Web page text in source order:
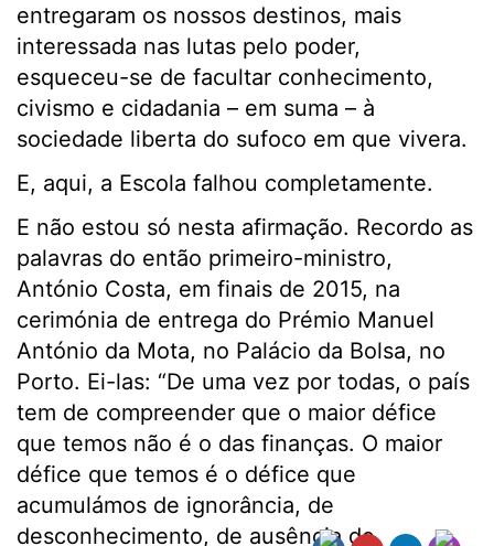
entregaram os nossos destinos, mais
interessada nas lutas pelo poder,
esqueceu-se de facultar conhecimento,
civismo e cidadania – em suma – à
sociedade liberta do sufoco em que vivera.
E, aqui, a Escola falhou completamente.
E não estou só nesta afirmação. Recordo as
palavras do então primeiro-ministro,
António Costa, em finais de 2015, na
cerimónia de entrega do Prémio Manuel
António da Mota, no Palácio da Bolsa, no
Porto. Ei-las: “De uma vez por todas, o país
tem de compreender que o maior défice
que temos não é o das finanças. O maior
défice que temos é o défice que
acumulámos de ignorância, de
desconhecimento, de ausência de